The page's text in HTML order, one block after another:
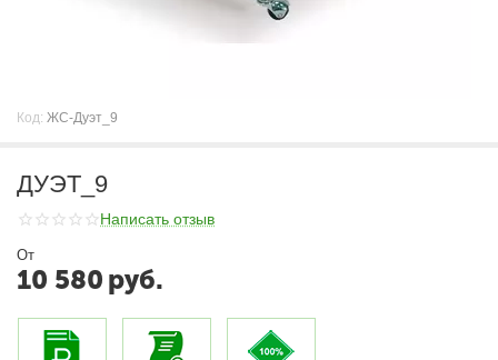
Код: ЖС-Дуэт_9
ДУЭТ_9
Написать отзыв
От
10 580 руб.